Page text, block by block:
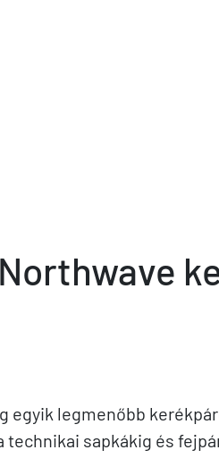
egyik legmenőbb
sapkákig és